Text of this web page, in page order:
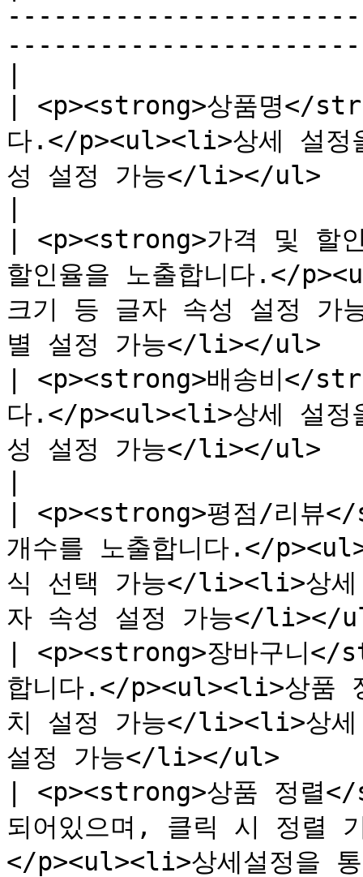
| <p><strong>상품명</
다.</p><ul><li>상세 설정
성 설정 가능</li></ul>
| <p><strong>가격 및 할
할인율을 노출합니다.</
크기 등 글자 속성 설정
별 설정 가능</li></
| <p><strong>배송비</
다.</p><ul><li>상세 설정
성 설정 가능</li></ul>
| <p><strong>평점/리뷰
개수를 노출합니다.</
식 선택 가능</li><li>상세
자 속성 설정 가능</
| <p><strong>장바구니</
합니다.</p><ul><li>상품
치 설정 가능</li><li>상세
설정 가능</li></
| <p><strong>상품 정렬
되어있으며, 클릭 시 정렬
</p><ul><li>상세설정을